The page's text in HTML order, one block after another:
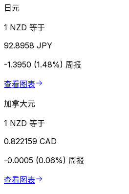
日元
1 NZD 等于
92.8958 JPY
-1.3950 (1.48%) 周报
查看图表
加拿大元
1 NZD 等于
0.822159 CAD
-0.0005 (0.06%) 周报
查看图表